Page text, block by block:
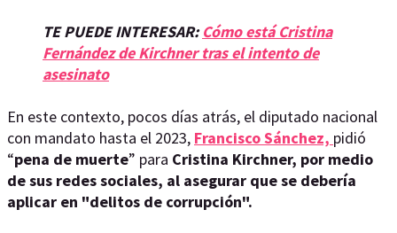
TE PUEDE INTERESAR:Cómo está Cristina
Fernández de Kirchner tras el intento de
asesinato
En este contexto, pocos días atrás, el diputado nacional
con mandato hasta el 2023, Francisco Sánchez, pidió
“pena de muerte” para Cristina Kirchner, por medio
de sus redes sociales, al asegurar que se debería
aplicar en "delitos de corrupción".